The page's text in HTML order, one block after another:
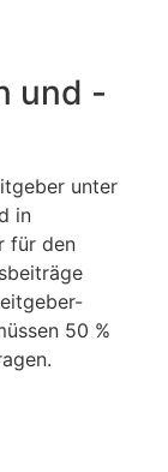
und -
unter
in
für den
50 %